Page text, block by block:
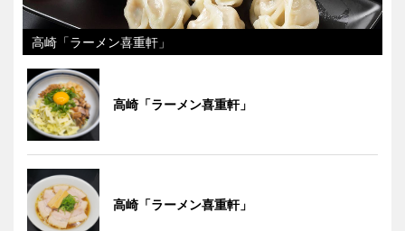
高崎「ラーメン喜重軒」
高崎「ラーメン喜重軒」
高崎「ラーメン喜重軒」